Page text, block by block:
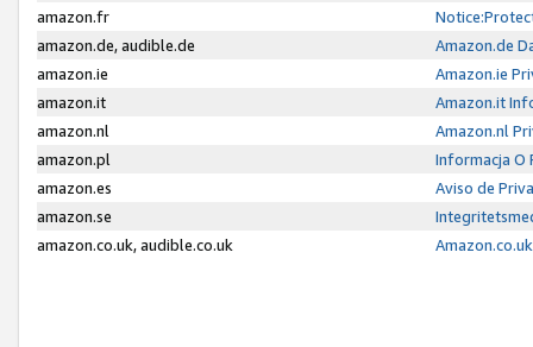
amazon.fr
amazon.de, audible.de
Amazon.de
amazon.ie
Amazon.ie
amazon.it
Amazon.it
amazon.nl
Amazon.nl
amazon.pl
Informacja O
amazon.es
Aviso de
amazon.se
amazon.co.uk, audible.co.uk